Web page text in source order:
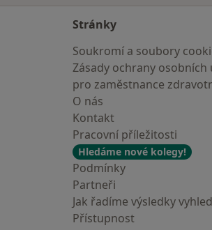
Stránky
Soukromí a soubory
Zásady ochrany osobních
pro zaměstnance
O nás
Kontakt
Pracovní příležitosti
Hledáme nové kolegy!
Podmínky
Partneři
Jak řadíme výsledky
Přístupnost